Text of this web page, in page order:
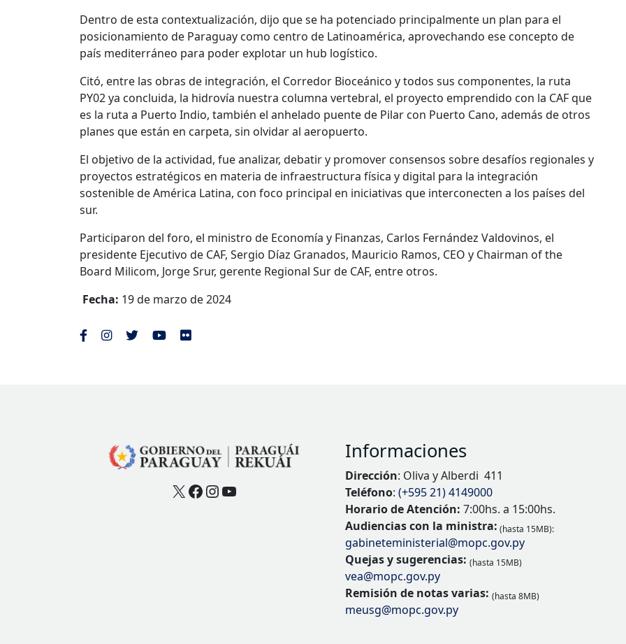
Dentro de esta contextualización, dijo que se ha potenciado principalmente un plan para el
posicionamiento de Paraguay como centro de Latinoamérica, aprovechando ese concepto de
país mediterráneo para poder explotar un hub logístico.
Citó, entre las obras de integración, el Corredor Bioceánico y todos sus componentes, la ruta
PY02 ya concluida, la hidrovía nuestra columna vertebral, el proyecto emprendido con la CAF que
es la ruta a Puerto Indio, también el anhelado puente de Pilar con Puerto Cano, además de otros
planes que están en carpeta, sin olvidar al aeropuerto.
El objetivo de la actividad, fue analizar, debatir y promover consensos sobre desafíos regionales y
proyectos estratégicos en materia de infraestructura física y digital para la integración
sostenible de América Latina, con foco principal en iniciativas que interconecten a los países del
sur.
Participaron del foro, el ministro de Economía y Finanzas, Carlos Fernández Valdovinos, el
presidente Ejecutivo de CAF, Sergio Díaz Granados, Mauricio Ramos, CEO y Chairman of the
Board Milicom, Jorge Srur, gerente Regional Sur de CAF, entre otros.
Fecha: 19 de marzo de 2024
X Facebook
Instagram
YouTube
Informaciones
Dirección: Oliva y Alberdi 411
Teléfono: (+595 21) 4149000
Horario de Atención: 7:00hs. a 15:00hs.
Audiencias con la ministra: (hasta 15MB):
gabineteministerial@mopc.gov.py
Quejas y sugerencias: (hasta 15MB)
vea@mopc.gov.py
Remisión de notas varias: (hasta 8MB)
meusg@mopc.gov.py